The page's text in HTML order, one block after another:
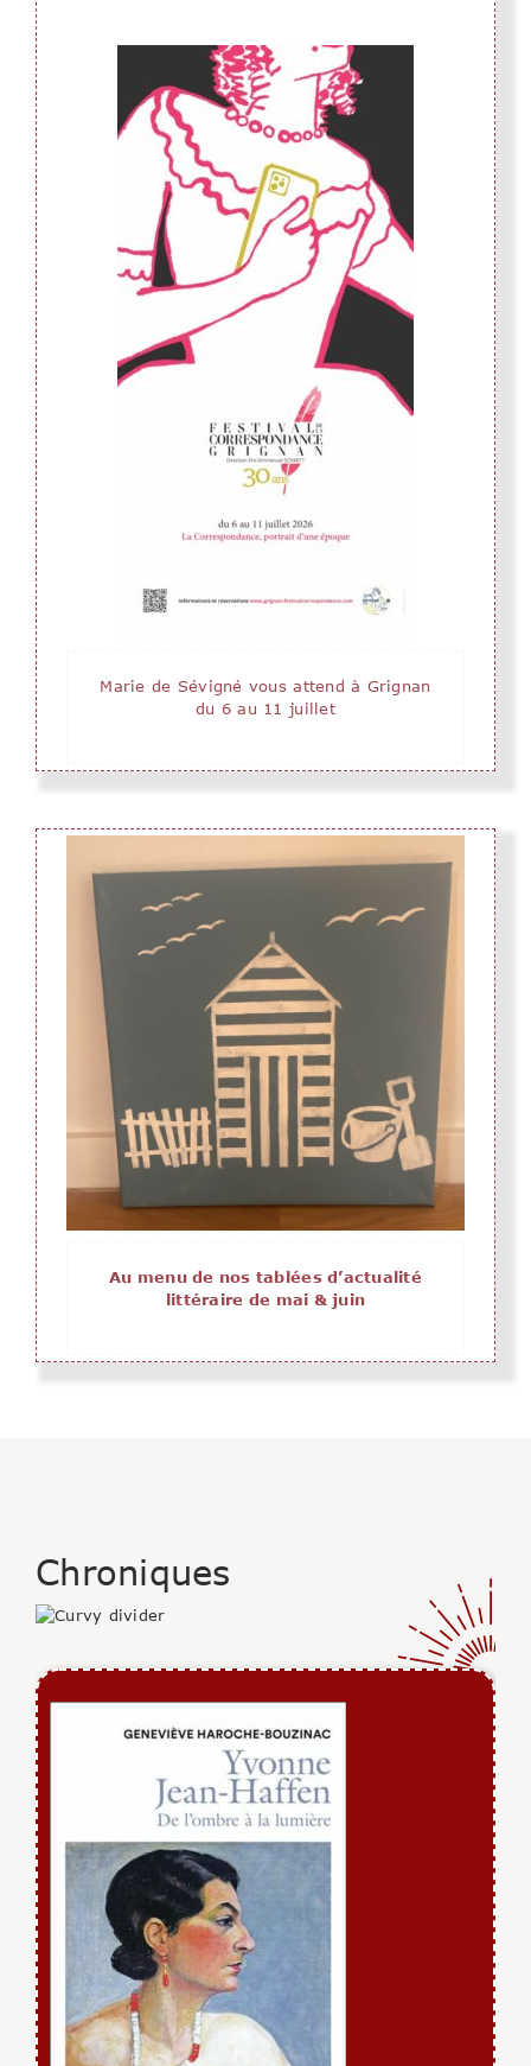
Marie de Sévigné vous attend à Grignan
du 6 au 11 juillet
Au menu de nos tablées d’actualité
littéraire de mai & juin
Chroniques